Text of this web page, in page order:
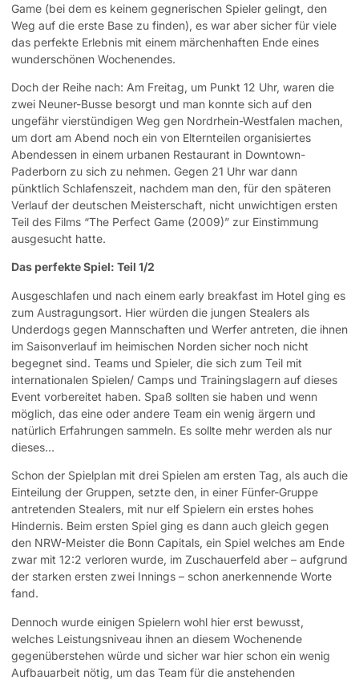
Game (bei dem es keinem gegnerischen Spieler gelingt, den
Weg auf die erste Base zu finden), es war aber sicher für viele
das perfekte Erlebnis mit einem märchenhaften Ende eines
wunderschönen Wochenendes.
Doch der Reihe nach: Am Freitag, um Punkt 12 Uhr, waren die
zwei Neuner-Busse besorgt und man konnte sich auf den
ungefähr vierstündigen Weg gen Nordrhein-Westfalen machen,
um dort am Abend noch ein von Elternteilen organisiertes
Abendessen in einem urbanen Restaurant in Downtown-
Paderborn zu sich zu nehmen. Gegen 21 Uhr war dann
pünktlich Schlafenszeit, nachdem man den, für den späteren
Verlauf der deutschen Meisterschaft, nicht unwichtigen ersten
Teil des Films “The Perfect Game (2009)” zur Einstimmung
ausgesucht hatte.
Das perfekte Spiel: Teil 1/2
Ausgeschlafen und nach einem early breakfast im Hotel ging es
zum Austragungsort. Hier würden die jungen Stealers als
Underdogs gegen Mannschaften und Werfer antreten, die ihnen
im Saisonverlauf im heimischen Norden sicher noch nicht
begegnet sind. Teams und Spieler, die sich zum Teil mit
internationalen Spielen/ Camps und Trainingslagern auf dieses
Event vorbereitet haben. Spaß sollten sie haben und wenn
möglich, das eine oder andere Team ein wenig ärgern und
natürlich Erfahrungen sammeln. Es sollte mehr werden als nur
dieses…
Schon der Spielplan mit drei Spielen am ersten Tag, als auch die
Einteilung der Gruppen, setzte den, in einer Fünfer-Gruppe
antretenden Stealers, mit nur elf Spielern ein erstes hohes
Hindernis. Beim ersten Spiel ging es dann auch gleich gegen
den NRW-Meister die Bonn Capitals, ein Spiel welches am Ende
zwar mit 12:2 verloren wurde, im Zuschauerfeld aber – aufgrund
der starken ersten zwei Innings – schon anerkennende Worte
fand.
Dennoch wurde einigen Spielern wohl hier erst bewusst,
welches Leistungsniveau ihnen an diesem Wochenende
gegenüberstehen würde und sicher war hier schon ein wenig
Aufbauarbeit nötig, um das Team für die anstehenden